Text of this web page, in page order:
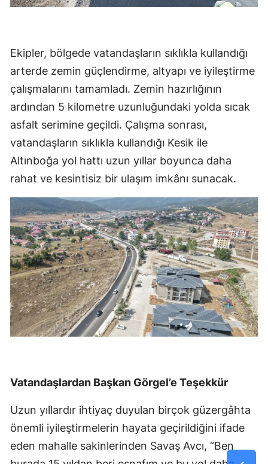
Ekipler, bölgede vatandaşların sıklıkla kullandığı
arterde zemin güçlendirme, altyapı ve iyileştirme
çalışmalarını tamamladı. Zemin hazırlığının
ardından 5 kilometre uzunluğundaki yolda sıcak
asfalt serimine geçildi. Çalışma sonrası,
vatandaşların sıklıkla kullandığı Kesik ile
Altınboğa yol hattı uzun yıllar boyunca daha
rahat ve kesintisiz bir ulaşım imkânı sunacak.
Vatandaşlardan Başkan Görgel’e Teşekkür
Uzun yıllardır ihtiyaç duyulan birçok güzergâhta
önemli iyileştirmelerin hayata geçirildiğini ifade
eden mahalle sakinlerinden Savaş Avcı, “Ben